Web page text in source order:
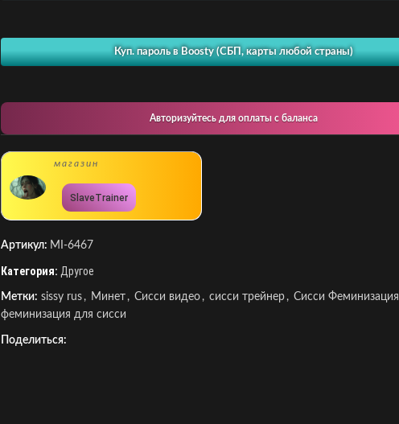
Куп. пароль в Boosty (СБП, карты любой страны)
Авторизуйтесь для оплаты с баланса
магазин
SlaveTrainer
Артикул: MI-6467
Категория: Другое
Метки: sissy rus , Минет , Сисси видео , сисси трейнер , Сисси Феминизация
феминизация для сисси
Поделиться: